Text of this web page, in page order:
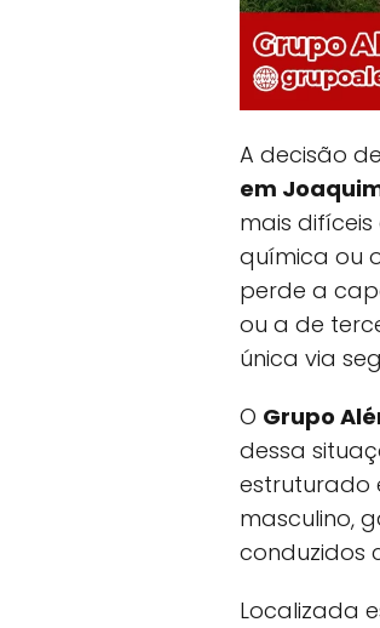
A decisão
em
mais
química ou
perde a
ou a de
única via
O Grupo
dessa
estruturado
masculino,
conduzidos
Localizada